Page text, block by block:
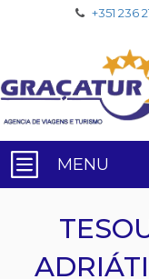
+351 236
MENU